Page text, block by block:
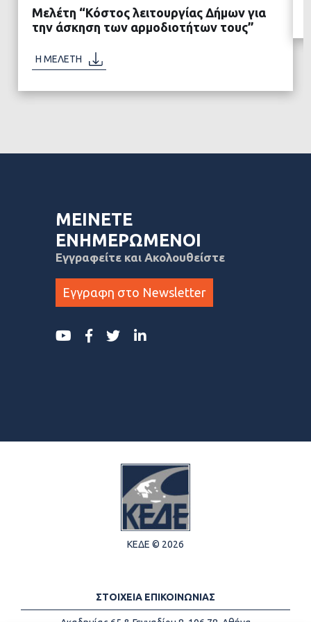
ΔΙΑΒΑΣΤΕ ΠΕΡΙΣΣΟΤΕΡΑ
Μελέτη “Κόστος λειτουργίας Δήμων για
την άσκηση των αρμοδιοτήτων τους”
Η ΜΕΛΕΤΗ
ΜΕΙΝΕΤΕ
ΕΝΗΜΕΡΩΜΕΝΟΙ
Εγγραφείτε και Ακολουθείστε
Εγγραφη στο Newsletter
ΚΕΔΕ © 2026
ΣΤΟΙΧΕΙΑ ΕΠΙΚΟΙΝΩΝΙΑΣ